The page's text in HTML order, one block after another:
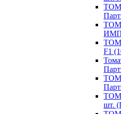
F1
шт.